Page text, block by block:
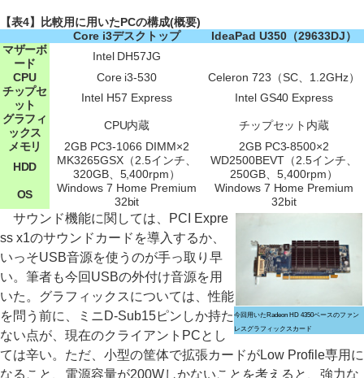
【表4】比較用に用いたPCの構成(概要)
Core i3デスクトップ
IdeaPad U350（29633DJ）
マザーボ
ード
Intel DH57JG
CPU
Core i3-530
Celeron 723（SC、1.2GHz）
チップセ
ット
Intel H57 Express
Intel GS40 Express
グラフィ
ックス
CPU内蔵
チップセット内蔵
メモリ
2GB PC3-1066 DIMM×2
2GB PC3-8500×2
HDD
MK3265GSX（2.5インチ、
320GB、5,400rpm）
WD2500BEVT（2.5インチ、
250GB、5,400rpm）
OS
Windows 7 Home Premium
32bit
Windows 7 Home Premium
32bit
今回用いたRadeon HD 4350ベースのファン
レスグラフィックスカード
サウンド機能に関しては、PCI Expre
ss x1のサウンドカードを導入するか、
いっそUSB音源を使うのが手っ取り早
い。筆者も今回USBの外付け音源を用
いた。グラフィックスについては、性能
を問う前に、ミニD-Sub15ピンしか持た
ない点が、現在のクライアントPCとし
ては辛い。ただ、小型の筐体で拡張カードがLow Profile専用に
なること、電源容量が200Wしかないことを考えると、強力な